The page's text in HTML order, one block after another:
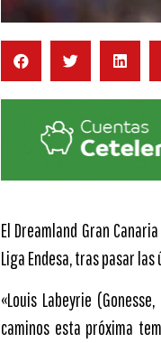
El Dreamland Gran
Liga Endesa, tras pasar
«Louis Labeyrie
caminos esta próxima